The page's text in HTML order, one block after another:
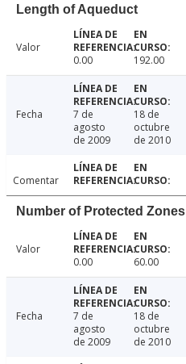
Length of Aqueduct
Valor
0.00
192.00
Fecha
7 de
agosto
de 2009
18 de
octubre
de 2010
Comentar
Number of Protected Zones
Valor
0.00
60.00
Fecha
7 de
agosto
de 2009
18 de
octubre
de 2010